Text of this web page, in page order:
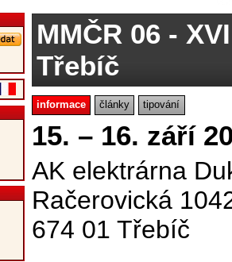
MMČR 06-
Třebíč
informace články tipování
15. – 16. září
AK elektrárna
Račerovická
674 01 Třebíč